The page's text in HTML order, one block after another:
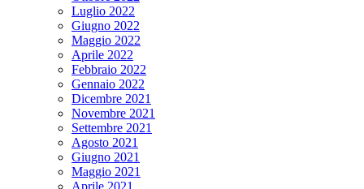
Luglio 2022
Giugno 2022
Maggio 2022
Aprile 2022
Febbraio 2022
Gennaio 2022
Dicembre 2021
Novembre 2021
Settembre 2021
Agosto 2021
Giugno 2021
Maggio 2021
Aprile 2021